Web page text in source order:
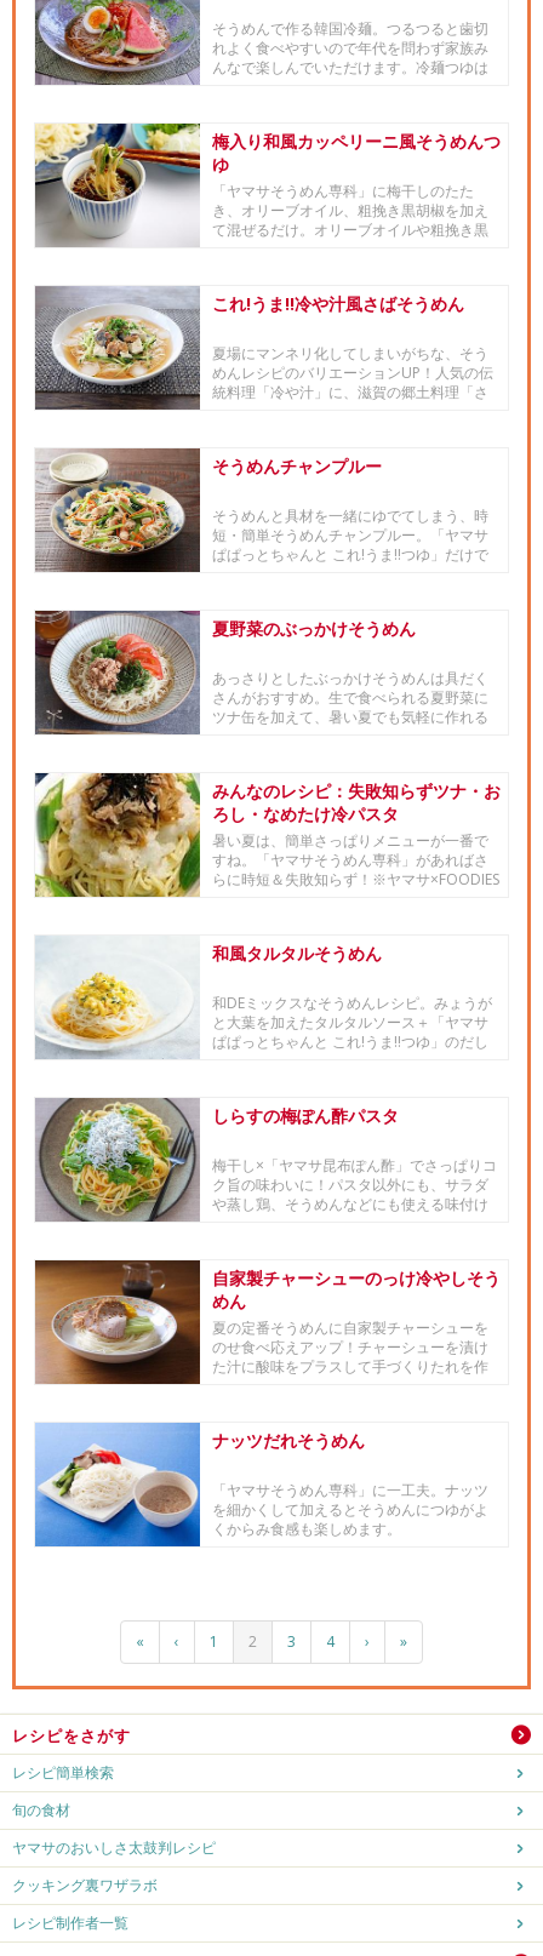
そうめんで作る韓国冷麺。つるつると歯切
れよく食べやすいので年代を問わず家族み
んなで楽しんでいただけます。冷麺つゆは
梅入り和風カッペリーニ風そうめんつ
ゆ
「ヤマサそうめん専科」に梅干しのたた
き、オリーブオイル、粗挽き黒胡椒を加え
て混ぜるだけ。オリーブオイルや粗挽き黒
これ!うま!!冷や汁風さばそうめん
夏場にマンネリ化してしまいがちな、そう
めんレシピのバリエーションUP！人気の伝
統料理「冷や汁」に、滋賀の郷土料理「さ
そうめんチャンプルー
そうめんと具材を一緒にゆでてしまう、時
短・簡単そうめんチャンプルー。「ヤマサ
ぱぱっとちゃんと これ!うま!!つゆ」だけで
夏野菜のぶっかけそうめん
あっさりとしたぶっかけそうめんは具だく
さんがおすすめ。生で食べられる夏野菜に
ツナ缶を加えて、暑い夏でも気軽に作れる
みんなのレシピ：失敗知らずツナ・お
ろし・なめたけ冷パスタ
暑い夏は、簡単さっぱりメニューが一番で
すね。「ヤマサそうめん専科」があればさ
らに時短＆失敗知らず！※ヤマサ×FOODIES
和風タルタルそうめん
和DEミックスなそうめんレシピ。みょうが
と大葉を加えたタルタルソース＋「ヤマサ
ぱぱっとちゃんと これ!うま!!つゆ」のだし
しらすの梅ぽん酢パスタ
梅干し×「ヤマサ昆布ぽん酢」でさっぱりコ
ク旨の味わいに！パスタ以外にも、サラダ
や蒸し鶏、そうめんなどにも使える味付け
自家製チャーシューのっけ冷やしそう
めん
夏の定番そうめんに自家製チャーシューを
のせ食べ応えアップ！チャーシューを漬け
た汁に酸味をプラスして手づくりたれを作
ナッツだれそうめん
「ヤマサそうめん専科」に一工夫。ナッツ
を細かくして加えるとそうめんにつゆがよ
くからみ食感も楽しめます。
« ‹ 1 2 3 4 › »
レシピをさがす
レシピ簡単検索
旬の食材
ヤマサのおいしさ太鼓判レシピ
クッキング裏ワザラボ
レシピ制作者一覧